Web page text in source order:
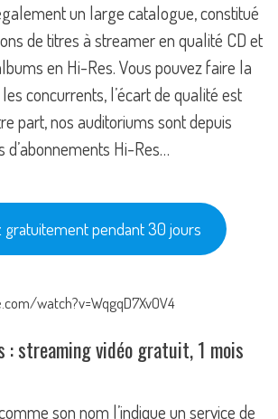
un large catalogue, constitué
de titres à streamer en qualité CD et
en Hi-Res. Vous pouvez faire la
concurrents, l’écart de qualité est
part, nos auditoriums sont depuis
d’abonnements Hi-Res…
gratuitement pendant 30 jours
watch?v=WqgqD7XvOV4
: streaming vidéo gratuit, 1 mois
son nom l’indique un service de